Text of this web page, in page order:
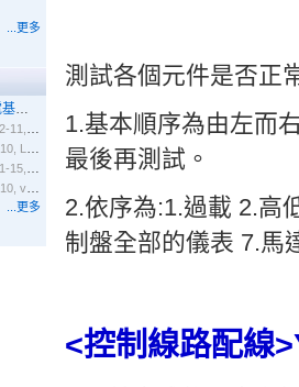
...更多
大神您好，請問能解115年台電基本電學嗎
(05-11, Gary)
呵呵)
Leo)
Emma)
vbyer)
...更多
測試各個元件是否正
1.基本順序為由左而
最後再測試。
2.依序為:1.過載 2.高
制盤全部的儀表 7.馬
<控制線路配線